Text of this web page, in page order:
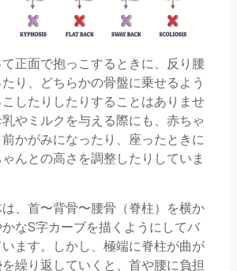
正面で抱っこするときに、反り腰
り、どちらかの骨盤に乗せるよう
したりしたりすることはありませ
やミルクを与える際にも、赤ちゃ
かがみになったり、座ったときに
んとの高さを調整したりしていま
、首〜背骨〜腰骨（脊柱）を横か
なS字カーブを描くようにしてバ
ます。しかし、極端に脊柱が曲が
繰り返していくと、首や腰に負担